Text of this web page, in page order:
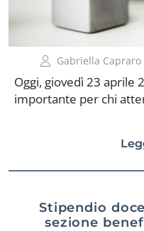
Gabriella Capraro
Oggi, giovedì 23 aprile
importante per chi
Stipendio
sezione